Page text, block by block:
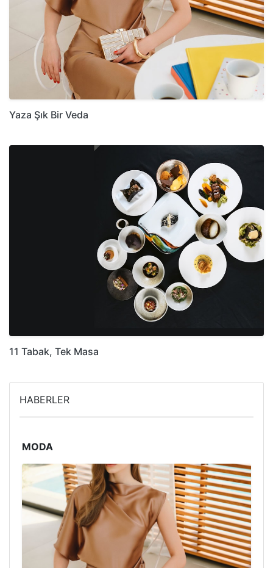
Yaza Şık Bir Veda
11 Tabak, Tek Masa
HABERLER
MODA